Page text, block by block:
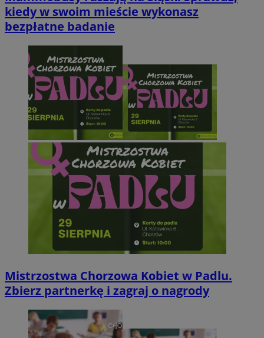
kiedy w swoim mieście wykonasz
bezpłatne badanie
Mistrzostwa Chorzowa Kobiet w Padlu.
Zbierz partnerkę i zagraj o nagrody